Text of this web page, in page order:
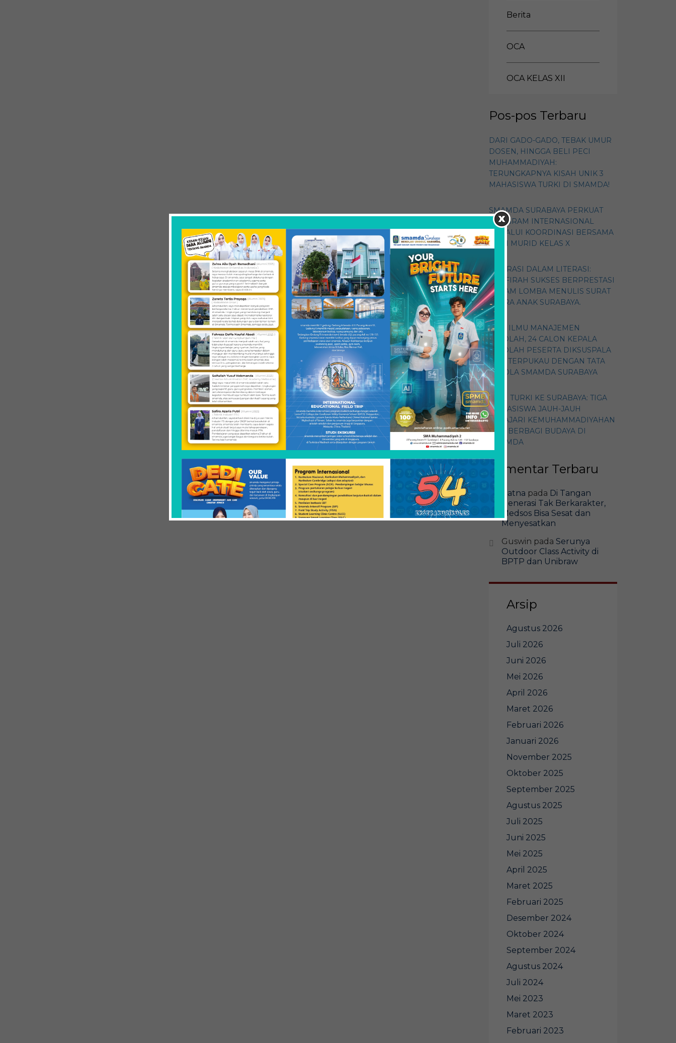
Berita
OCA
OCA KELAS XII
Pos-pos Terbaru
DARI GADO-GADO, TEBAK UMUR
DOSEN, HINGGA BELI PECI
MUHAMMADIYAH:
TERUNGKAPNYA KISAH UNIK 3
MAHASISWA TURKI DI SMAMDA!
SMAMDA SURABAYA PERKUAT
PROGRAM INTERNASIONAL
MELALUI KOORDINASI BERSAMA
WALI MURID KELAS X
ASPIRASI DALAM LITERASI:
ZHAFIRAH SUKSES BERPRESTASI
DALAM LOMBA MENULIS SURAT
SUARA ANAK SURABAYA.
GALI ILMU MANAJEMEN
SEKOLAH, 24 CALON KEPALA
SEKOLAH PESERTA DIKSUSPALA
2026 TERPUKAU DENGAN TATA
KELOLA SMAMDA SURABAYA
DARI TURKI KE SURABAYA: TIGA
MAHASISWA JAUH-JAUH
PELAJARI KEMUHAMMADIYAHAN
DAN BERBAGI BUDAYA DI
SMAMDA
Komentar Terbaru
Ratna pada Di Tangan
Generasi Tak Berkarakter,
Medsos Bisa Sesat dan
Menyesatkan
Guswin pada Serunya
Outdoor Class Activity di
BPTP dan Unibraw
Arsip
Agustus 2026
Juli 2026
Juni 2026
Mei 2026
April 2026
Maret 2026
Februari 2026
Januari 2026
November 2025
Oktober 2025
September 2025
Agustus 2025
Juli 2025
Juni 2025
Mei 2025
April 2025
Maret 2025
Februari 2025
Desember 2024
Oktober 2024
September 2024
Agustus 2024
Juli 2024
Mei 2023
Maret 2023
Februari 2023